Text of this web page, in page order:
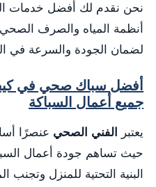
نحن نقدم لك أفضل خدمات
أنظمة المياه والصرف
لضمان الجودة والسرعة في
أفضل سباك صحي في
جميع أعمال السباكة
يعتبر الفني الصحي عنصرًا
حيث تساهم جودة أعمال
البنية التحتية للمنزل